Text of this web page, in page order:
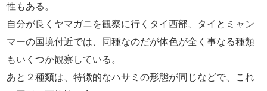
性もある。
自分が良くヤマガニを観察に行くタイ西部、タイとミャン
マーの国境付近では、同種なのだが体色が全く事なる種類
もいくつか観察している。
あと２種類は、特徴的なハサミの形態が同じなどで、これ